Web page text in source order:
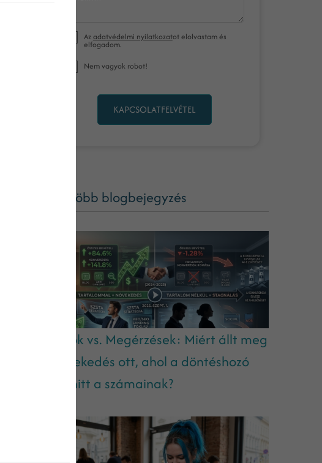
Azadatvédelmi nyilatkozatot elolvastam és
elfogadom.
Nem vagyok robot!
KAPCSOLATFELVÉTEL
Még több blogbejegyzés
Adatok vs. Megérzések: Miért állt meg
a növekedés ott, ahol a döntéshozó
nem hitt a számainak?